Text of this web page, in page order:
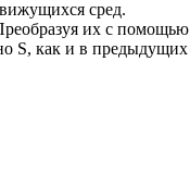
сред.
их с помощью
S, как и в предыдущих